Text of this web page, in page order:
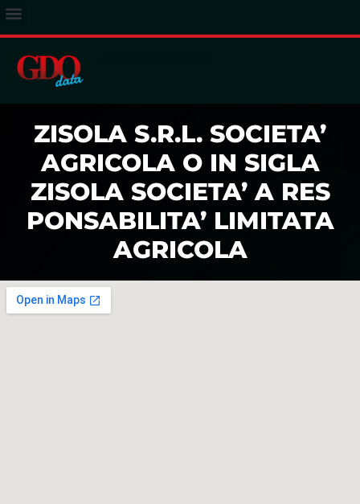
ZISOLA S.R.L. SOCIETA’
AGRICOLA O IN SIGLA
ZISOLA SOCIETA’ A RES
PONSABILITA’ LIMITATA
AGRICOLA